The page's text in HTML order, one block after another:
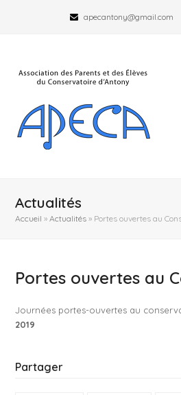
apecantony@gmail.com
Actualités
Accueil »Actualités » Portes ouvertes au
Portes ouvertes au
Journées portes-ouvertes au
2019
Partager